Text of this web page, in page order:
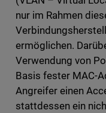
nur im Rahmen
ermöglichen.
Verwendung von
Basis fester MAC-
Angreifer einen
stattdessen ein